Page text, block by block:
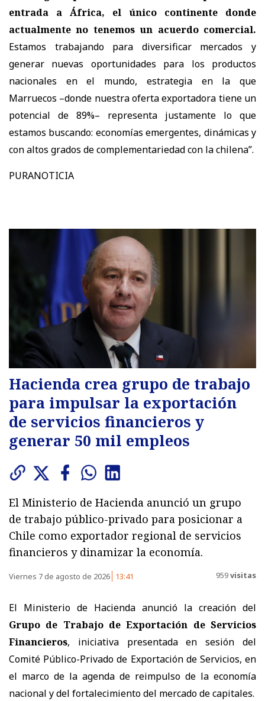
entrada a África, el único continente donde
actualmente no tenemos un acuerdo comercial.
Estamos trabajando para diversificar mercados y
generar nuevas oportunidades para los productos
nacionales en el mundo, estrategia en la que
Marruecos –donde nuestra oferta exportadora tiene un
potencial de 89%– representa justamente lo que
estamos buscando: economías emergentes, dinámicas y
con altos grados de complementariedad con la chilena”.
PURANOTICIA
Hacienda crea grupo de trabajo
para impulsar la exportación
de servicios financieros y
generar 50 mil empleos
El Ministerio de Hacienda anunció un grupo
de trabajo público-privado para posicionar a
Chile como exportador regional de servicios
financieros y dinamizar la economía.
Viernes 7 de agosto de 2026 13:41 959visitas
El Ministerio de Hacienda anunció la creación del
Grupo de Trabajo de Exportación de Servicios
Financieros, iniciativa presentada en sesión del
Comité Público-Privado de Exportación de Servicios, en
el marco de la agenda de reimpulso de la economía
nacional y del fortalecimiento del mercado de capitales.